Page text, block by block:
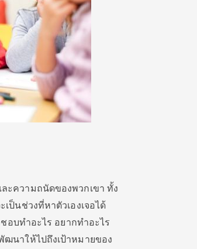
ะความถนัดของพวกเขา ทั้ง
ป็นช่วงที่หาตัวเองเจอได้
อบทำอะไร อยากทำอะไร
ฒนาให้ไปถึงเป้าหมายของ